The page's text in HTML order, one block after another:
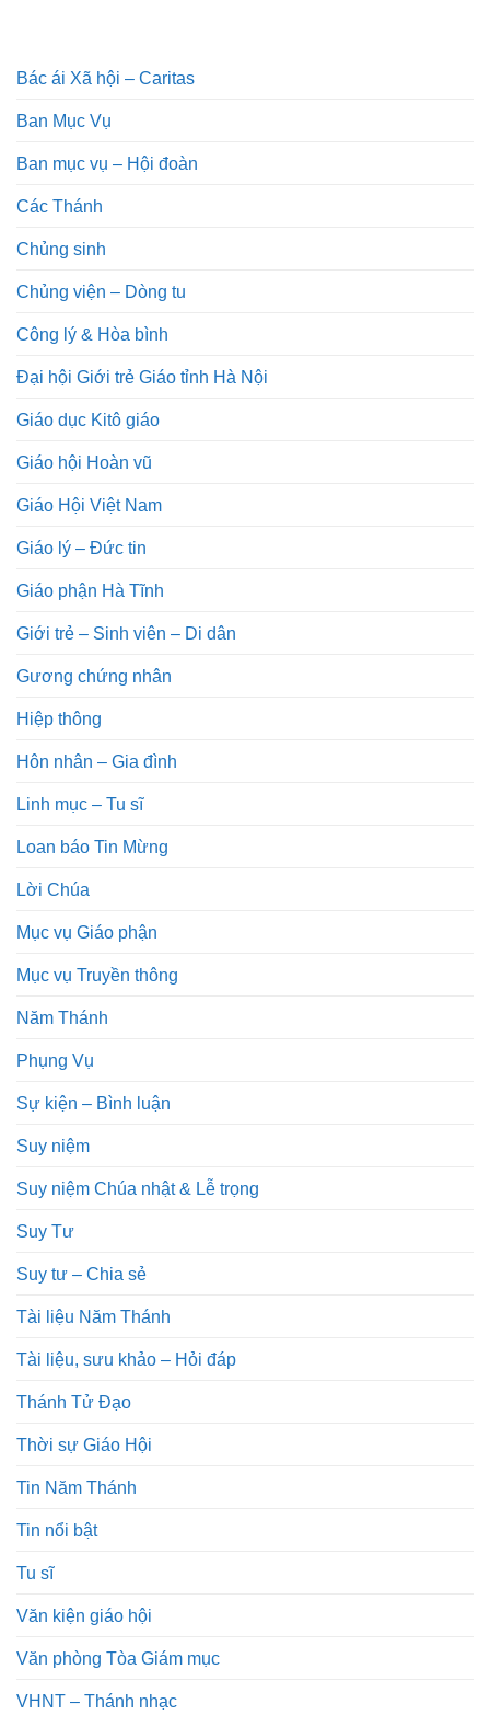
Bác ái Xã hội – Caritas
Ban Mục Vụ
Ban mục vụ – Hội đoàn
Các Thánh
Chủng sinh
Chủng viện – Dòng tu
Công lý & Hòa bình
Đại hội Giới trẻ Giáo tỉnh Hà Nội
Giáo dục Kitô giáo
Giáo hội Hoàn vũ
Giáo Hội Việt Nam
Giáo lý – Đức tin
Giáo phận Hà Tĩnh
Giới trẻ – Sinh viên – Di dân
Gương chứng nhân
Hiệp thông
Hôn nhân – Gia đình
Linh mục – Tu sĩ
Loan báo Tin Mừng
Lời Chúa
Mục vụ Giáo phận
Mục vụ Truyền thông
Năm Thánh
Phụng Vụ
Sự kiện – Bình luận
Suy niệm
Suy niệm Chúa nhật & Lễ trọng
Suy Tư
Suy tư – Chia sẻ
Tài liệu Năm Thánh
Tài liệu, sưu khảo – Hỏi đáp
Thánh Tử Đạo
Thời sự Giáo Hội
Tin Năm Thánh
Tin nổi bật
Tu sĩ
Văn kiện giáo hội
Văn phòng Tòa Giám mục
VHNT – Thánh nhạc